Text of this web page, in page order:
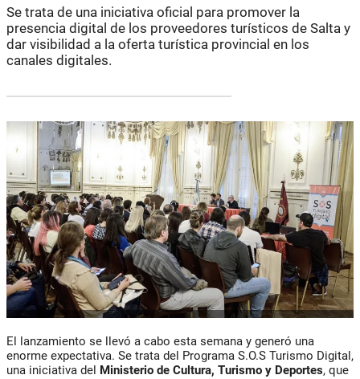
Se trata de una iniciativa oficial para promover la
presencia digital de los proveedores turísticos de Salta y
dar visibilidad a la oferta turística provincial en los
canales digitales.
El lanzamiento se llevó a cabo esta semana y generó una
enorme expectativa. Se trata del Programa S.O.S Turismo Digital,
una iniciativa del Ministerio de Cultura, Turismo y Deportes, que